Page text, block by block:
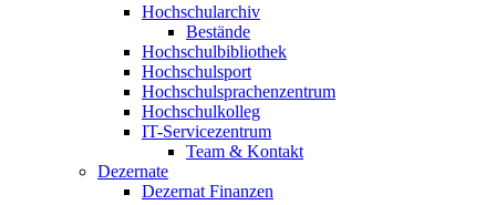
Hochschularchiv
Bestände
Hochschulbibliothek
Hochschulsport
Hochschulsprachenzentrum
Hochschulkolleg
IT-Servicezentrum
Team & Kontakt
Dezernate
Dezernat Finanzen